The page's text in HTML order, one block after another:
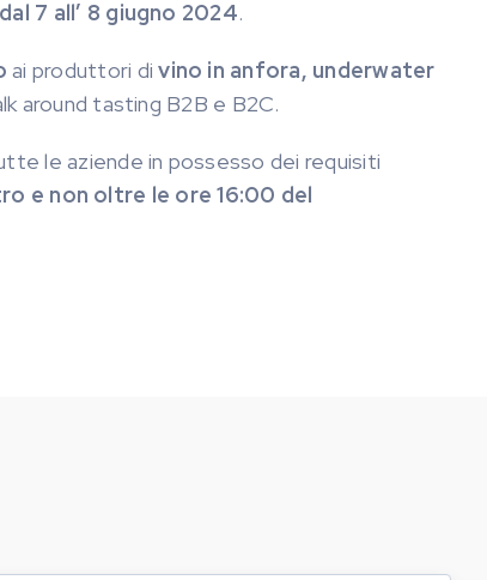
dal 7 all’ 8 giugno 2024.
ai produttori divino in anfora, underwater
around tasting B2B e B2C.
le aziende in possesso dei requisiti
e non oltre le ore 16:00 del